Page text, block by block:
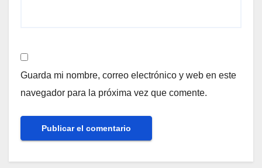
Guarda mi nombre, correo electrónico y web en este
navegador para la próxima vez que comente.